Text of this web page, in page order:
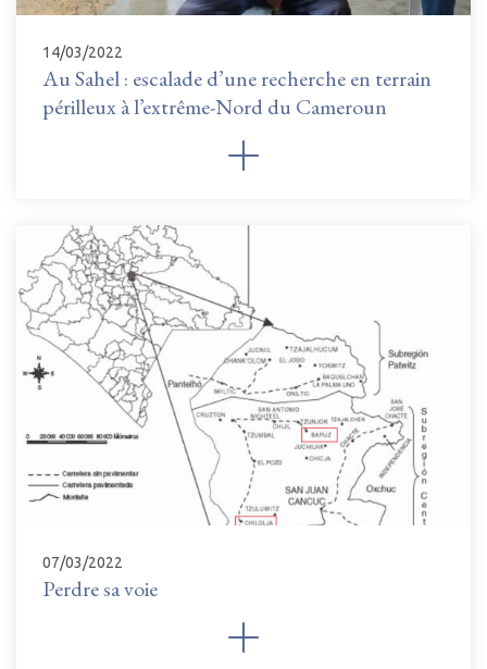
14/03/2022
Au Sahel : escalade d’une recherche en terrain
périlleux à l’extrême-Nord du Cameroun
07/03/2022
Perdre sa voie